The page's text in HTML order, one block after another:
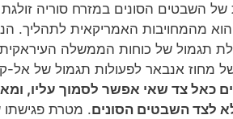
של השבטים הסונים במזרח סוריה
הוא מהמחויבות האמריקאית לתהליך.
תגמול של כוחות הממשלה
מחוז אנבאר לפעולות תגמול של אל-
כאל צד שאי אפשר לסמוך עליו,
לצד השבטים הסונים. מטרת